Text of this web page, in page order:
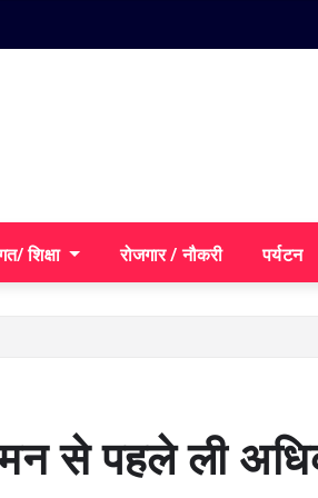
शिक्षा रोजगार / नौकरी पर्यटन
से पहले ली